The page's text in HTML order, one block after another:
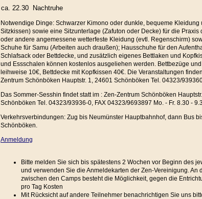
ca. 22.30
Nachtruhe
Notwendige Dinge: Schwarzer Kimono oder dunkle, bequeme Kleidung
Sitzkissen) sowie eine Sitzunterlage (Zafuton oder Decke) für die Praxis
oder andere angemessene wetterfeste Kleidung (evtl. Regenschirm)
Schuhe für Samu (Arbeiten auch draußen); Hausschuhe für den
Schlafsack oder Bettdecke, und zusätzlich eigenes Bettlaken und
und Essschalen können kostenlos ausgeliehen werden. Bettbezüge
leihweise 10€, Bettdecke mit Kopfkissen 40€. Die Veranstaltungen
Zentrum Schönböken Hauptstr. 1, 24601 Schönböken Tel. 04323/
Das Sommer-Sesshin findet statt im : Zen-Zentrum Schönböken
Schönböken Tel. 04323/93936-0, FAX 04323/9693897 Mo. - Fr. 8.30 -
Verkehrsverbindungen: Zug bis Neumünster Hauptbahnhof, dann Bus
Schönböken.
Anmeldung
Bitte melden Sie sich bis spätestens 2 Wochen vor Beginn des
und verwenden Sie die Anmeldekarten der Zen-Vereinigung. An
zwischen den Camps besteht die Möglichkeit, gegen die
pro Tag Kosten
Mit Rücksicht auf andere Teilnehmer benachrichtigen Sie uns